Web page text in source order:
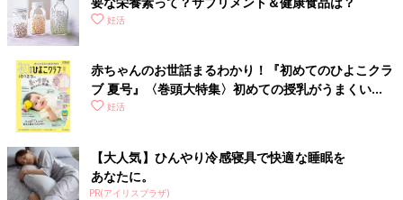
妊活
赤ちゃんのお世話まるわかり！『初めてのひよこクラ
ブ 夏号』〈巻頭大特集〉初めての授乳がうまくい
く！ おっぱい・ミルクの基本と夏のトラブル 解決テ
妊活
【大人気】ひんやり冷感寝具で快適な睡眠を
あなたに。
PR(アイリスプラザ)